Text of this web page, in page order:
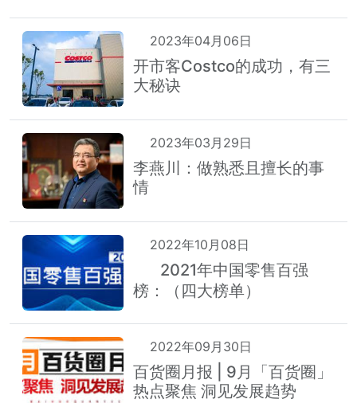
2023年04月06日
开市客Costco的成功，有三
大秘诀
2023年03月29日
李燕川：做熟悉且擅长的事
情
2022年10月08日
2021年中国零售百强
榜：（四大榜单）
2022年09月30日
百货圈月报 | 9月「百货圈」
热点聚焦 洞见发展趋势